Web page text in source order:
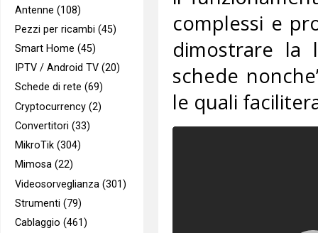
Antenne (108)
Pezzi per ricambi (45)
Smart Home (45)
IPTV / Android TV (20)
Schede di rete (69)
Cryptocurrency (2)
Convertitori (33)
MikroTik (304)
Mimosa (22)
Videosorveglianza (301)
Strumenti (79)
Cablaggio (461)
complessi e
dimostrare la
schede
le quali